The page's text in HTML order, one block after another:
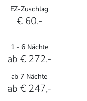
EZ-Zuschlag
€ 60,-
1 - 6 Nächte
ab € 272,-
ab 7 Nächte
ab € 247,-